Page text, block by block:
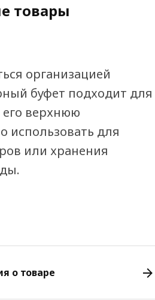
товары
организацией
буфет подходит для
верхнюю
использовать для
или хранения
о товаре